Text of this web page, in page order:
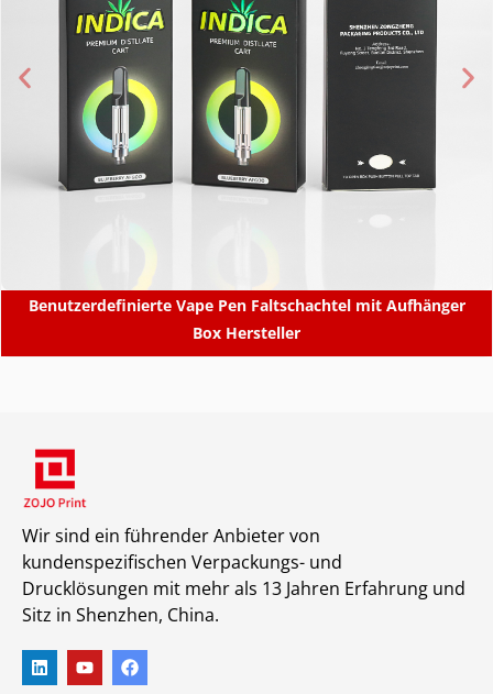
Benutzerdefinierte Vape Pen Faltschachtel mit Aufhänger
Box Hersteller
Wir sind ein führender Anbieter von
kundenspezifischen Verpackungs- und
Drucklösungen mit mehr als 13 Jahren Erfahrung und
Sitz in Shenzhen, China.